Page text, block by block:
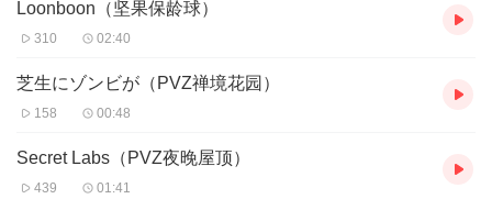
Loonboon（坚果保龄球）
310 02:40
芝生にゾンビが（PVZ禅境花园）
158 00:48
Secret Labs（PVZ夜晚屋顶）
439 01:41